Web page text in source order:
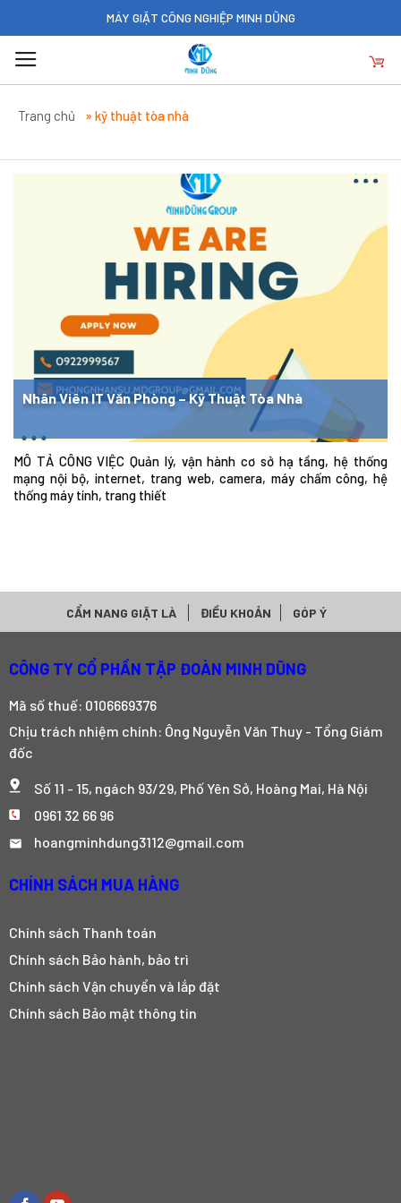
to
content
MÁY GIẶT CÔNG NGHIỆP MINH DŨNG
Trang chủ » kỹ thuật tòa nhà
Nhân Viên IT Văn Phòng – Kỹ Thuật Tòa Nhà
MÔ TẢ CÔNG VIỆC Quản lý, vận hành cơ sở hạ tầng, hệ thống
mạng nội bộ, internet, trang web, camera, máy chấm công, hệ
thống máy tính, trang thiết
CẨM NANG GIẶT LÀ ĐIỀU KHOẢN GÓP Ý
CÔNG TY CỔ PHẦN TẬP ĐOÀN MINH DŨNG
Mã số thuế: 0106669376
Chịu trách nhiệm chính: Ông Nguyễn Văn Thuy - Tổng Giám
đốc
Số 11 - 15, ngách 93/29, Phố Yên Sở, Hoàng Mai, Hà Nội
0961 32 66 96
hoangminhdung3112@gmail.com
CHÍNH SÁCH MUA HÀNG
Chính sách Thanh toán
Chính sách Bảo hành, bảo trì
Chính sách Vận chuyển và lắp đặt
Chính sách Bảo mật thông tin